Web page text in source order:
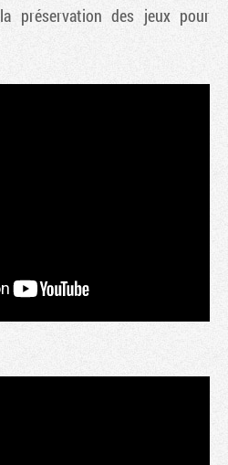
préservation des jeux pour